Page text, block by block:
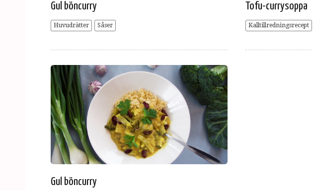
Gul böncurry
Huvudrätter Såser
Tofu-currysoppa
Kalltillredningsrecept
Gul böncurry